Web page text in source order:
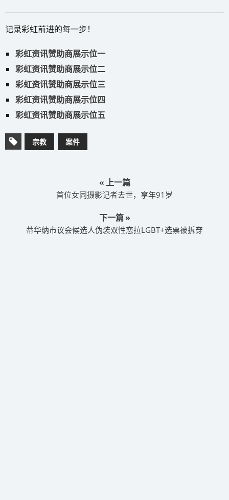
记录彩虹前进的每一步！
彩虹资讯赞助商展示位一
彩虹资讯赞助商展示位二
彩虹资讯赞助商展示位三
彩虹资讯赞助商展示位四
彩虹资讯赞助商展示位五
宗教 案件
« 上一篇
首位女同摄影记者去世，享年91岁
下一篇 »
蒂华纳市议会候选人伪装双性恋拉LGBT+选票被拆穿